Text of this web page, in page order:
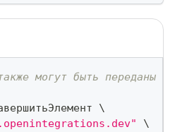
могут быть переданы
\
\